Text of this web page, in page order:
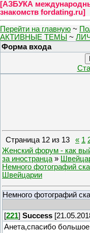
[АЗБУКА
знакомств fordating.ru]
Перейти на главную ~
АКТИВНЫЕ ТЕМЫ ~
Форма входа
Страница 12 из 13 « 1
Женский форум - как
за иностранца »
Немного фотографий
Швейцарии
Немного фотографий
[221] Success
Анета,спасибо